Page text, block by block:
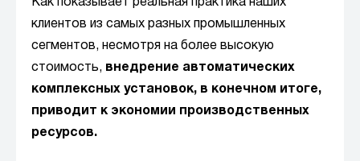
клиентов из самых разных промышленных
сегментов, несмотря на более высокую
стоимость, внедрение автоматических
комплексных установок, в конечном итоге,
приводит к экономии производственных
ресурсов.